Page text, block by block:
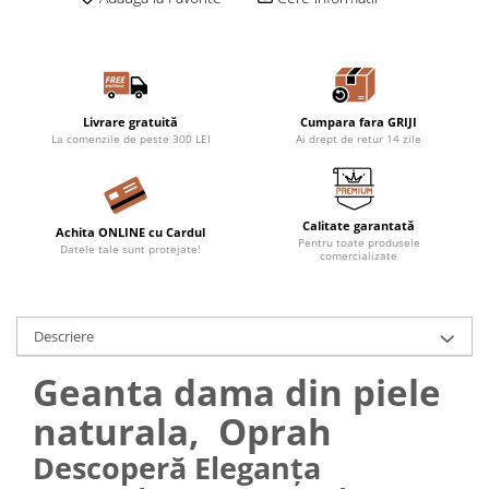
Livrare gratuită
La comenzile de peste 300 LEI
Cumpara fara GRIJI
Ai drept de retur 14 zile
Achita ONLINE cu Cardul
Datele tale sunt protejate!
Calitate garantată
Pentru toate produsele
comercializate
Descriere
Geanta dama din piele
naturala, Oprah
Descoperă Eleganța